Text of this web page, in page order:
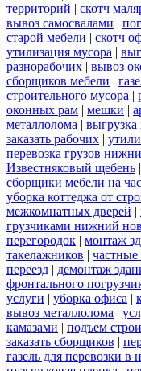
территорий | скотч
вывоз самосвалами |
старой мебели | скотч
утилизация мусора |
разнорабочих | вывоз
сборщиков мебели |
строительного мусора |
оконных рам | мешки |
металлолома | выгрузка
заказать рабочих |
перевозка грузов
Известняковый щебень |
сборщики мебели на час
уборка коттеджа от
межкомнатных дверей |
грузчиками нижний
перегородок | монтаж
такелажников |
переезд | демонтаж
фронтального
услуги | уборка офиса |
вывоз металлолома |
камазами | подъем
заказать сборщиков |
газель для перевозки